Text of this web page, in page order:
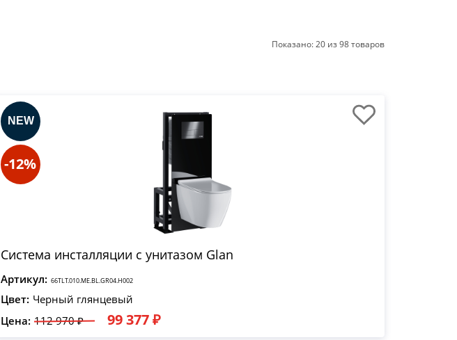
Показано:20 из98товаров
-12%
Система инсталляции с унитазом Glan
Артикул: 66TLT.010.ME.BL.GR04.H002
Цвет: Черный глянцевый
Цена: 112 970 ₽ 99 377 ₽